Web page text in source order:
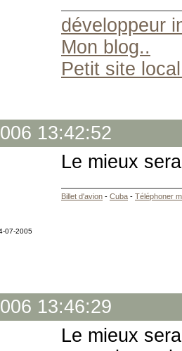
développeur
Mon blog..
Petit site
13:42:52
07-2005
Le mieux
Billet d'avion - Cuba - Téléphoner
13:46:29
Le mieux